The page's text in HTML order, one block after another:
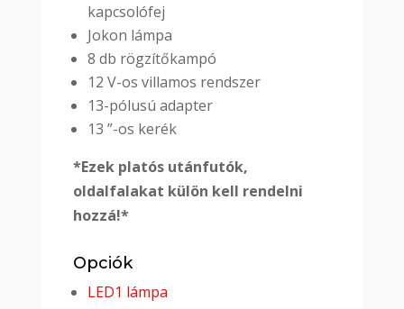
kapcsolófej
Jokon lámpa
8 db rögzítőkampó
12 V-os villamos rendszer
13-pólusú adapter
13 ”-os kerék
*Ezek platós utánfutók,
oldalfalakat külön kell rendelni
hozzá!*
Opciók
LED1 lámpa